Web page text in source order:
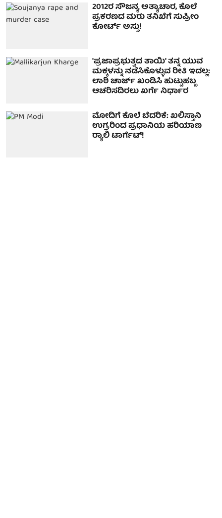
2012ರ ಸೌಜನ್ಯ ಅತ್ಯಾಚಾರ, ಕೊಲೆ
ಪ್ರಕರಣದ ಮರು ತನಿಖೆಗೆ ಸುಪ್ರೀಂ
ಕೋರ್ಟ್ ಅಸ್ತು!
'ಪ್ರಜಾಪ್ರಭುತ್ವದ ತಾಯಿ' ತನ್ನ ಯುವ
ಮಕ್ಕಳನ್ನು ನಡೆಸಿಕೊಳ್ಳುವ ರೀತಿ ಇದಲ್ಲ:
ಲಾಠಿ ಚಾರ್ಜ್ ಖಂಡಿಸಿ ಹುಟ್ಟುಹಬ್ಬ
ಆಚರಿಸದಿರಲು ಖರ್ಗೆ ನಿರ್ಧಾರ
ಮೋದಿಗೆ ಕೊಲೆ ಬೆದರಿಕೆ: ಖಲಿಸ್ತಾನಿ
ಉಗ್ರರಿಂದ ಪ್ರಧಾನಿಯ ಹರಿಯಾಣ
ರ‍್ಯಾಲಿ ಟಾರ್ಗೆಟ್!